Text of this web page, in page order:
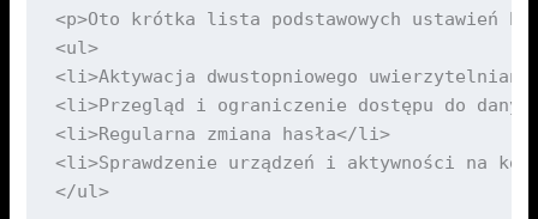
<p>Oto krótka lista podstawowych ustawień
<ul>
<li>Aktywacja dwustopniowego
<li>Przegląd i ograniczenie dostępu do
<li>Regularna zmiana hasła</li>
<li>Sprawdzenie urządzeń i aktywności na
</ul>